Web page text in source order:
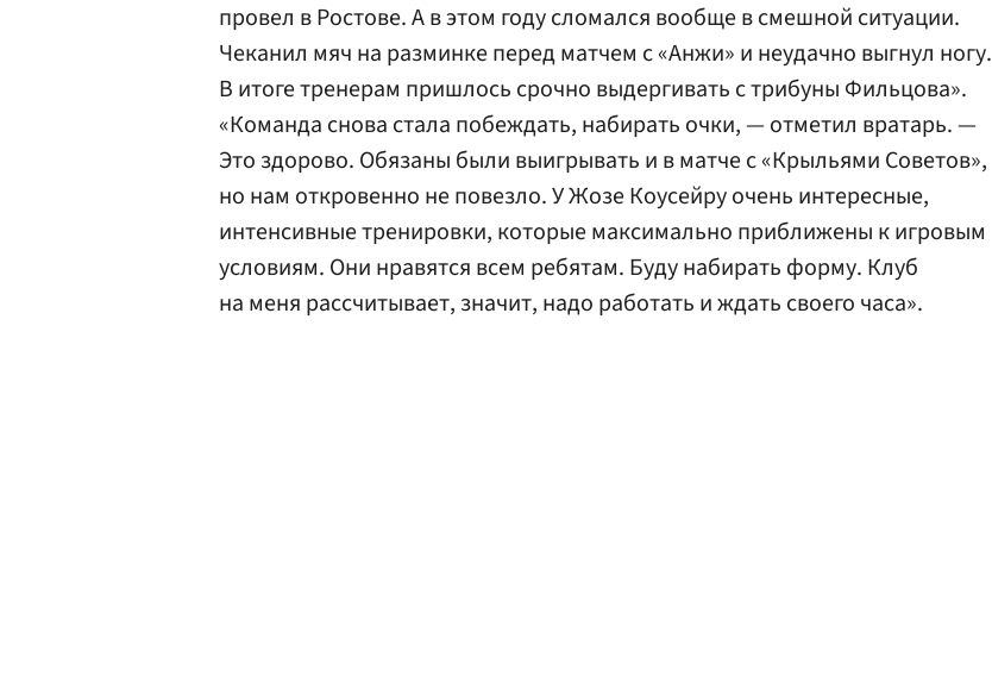
провел в Ростове. А в этом году сломался вообще в смешной ситуации.
Чеканил мяч на разминке перед матчем с «Анжи» и неудачно выгнул ногу.
В итоге тренерам пришлось срочно выдергивать с трибуны Фильцова».
«Команда снова стала побеждать, набирать очки, — отметил вратарь. —
Это здорово. Обязаны были выигрывать и в матче с «Крыльями Советов»,
но нам откровенно не повезло. У Жозе Коусейру очень интересные,
интенсивные тренировки, которые максимально приближены к игровым
условиям. Они нравятся всем ребятам. Буду набирать форму. Клуб
на меня рассчитывает, значит, надо работать и ждать своего часа».